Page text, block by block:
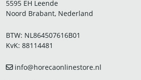
5595 EH Leende
Noord Brabant, Nederland
BTW: NL864507616B01
KvK: 88114481
info@horecaonlinestore.nl